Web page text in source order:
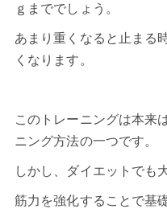
ｇまででしょう。
あまり重くなると止まる
くなります。
このトレーニングは本来
ニング方法の一つです。
しかし、ダイエットでも
筋力を強化することで基